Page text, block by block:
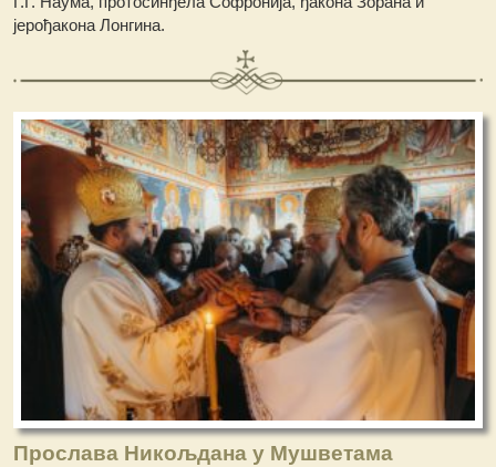
јерођакона Лонгина.
Прослава Никољдана у Мушветама